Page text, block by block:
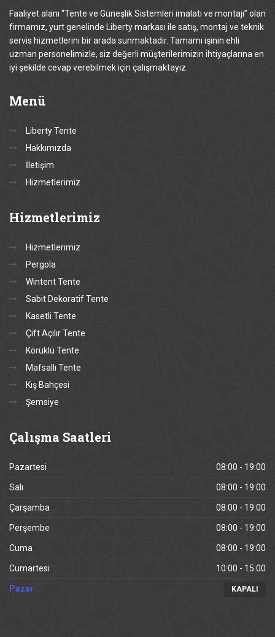
Faaliyet alanı “Tente ve Güneşlik Sistemleri imalatı ve montajı” olan
firmamız, yurt genelinde Liberty markası ile satış, montaj ve teknik
servis hizmetlerini bir arada sunmaktadır. Tamamı işinin ehli
uzman personelimizle, siz değerli müşterilerimizin ihtiyaçlarına en
iyi şekilde cevap verebilmek için çalışmaktayız.
Menü
Liberty Tente
Hakkımızda
İletişim
Hizmetlerimiz
Hizmetlerimiz
Hizmetlerimiz
Pergola
Wintent Tente
Sabit Dekoratif Tente
Kasetli Tente
Çift Açılır Tente
Körüklü Tente
Mafsallı Tente
Kış Bahçesi
Şemsiye
Çalışma Saatleri
Pazartesi 08:00 - 19:00
Salı 08:00 - 19:00
Çarşamba 08:00 - 19:00
Perşembe 08:00 - 19:00
Cuma 08:00 - 19:00
Cumartesi 10:00 - 15:00
Pazar KAPALI